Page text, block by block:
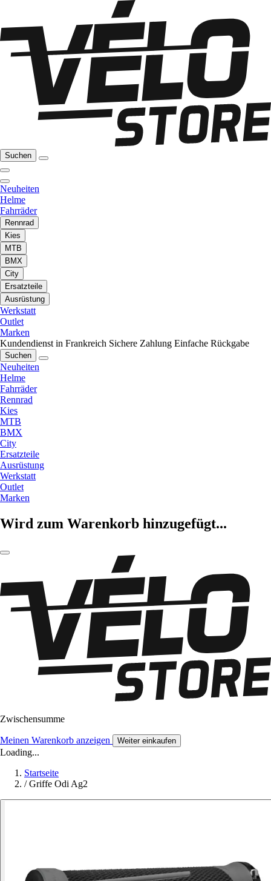
Suchen
Neuheiten
Helme
Fahrräder
Rennrad
Kies
MTB
BMX
City
Ersatzteile
Ausrüstung
Werkstatt
Outlet
Marken
Kundendienst in Frankreich Sichere Zahlung Einfache Rückgabe
Suchen
Neuheiten
Helme
Fahrräder
Rennrad
Kies
MTB
BMX
City
Ersatzteile
Ausrüstung
Werkstatt
Outlet
Marken
Wird zum Warenkorb hinzugefügt...
Zwischensumme
Meinen Warenkorb anzeigen Weiter einkaufen
Loading...
Startseite
/ Griffe Odi Ag2